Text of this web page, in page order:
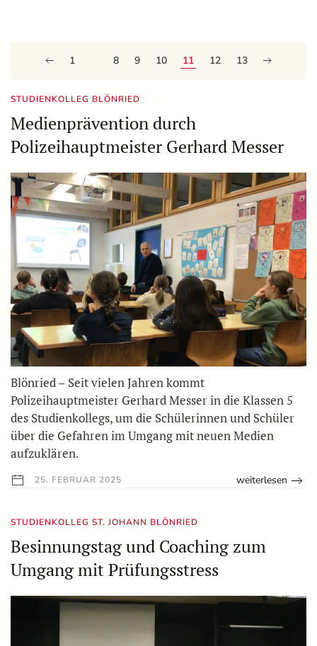
1 8 9 10 11 12 13
STUDIENKOLLEG BLÖNRIED
Medienprävention durch
Polizeihauptmeister Gerhard Messer
Blönried – Seit vielen Jahren kommt
Polizeihauptmeister Gerhard Messer in die Klassen 5
des Studienkollegs, um die Schülerinnen und Schüler
über die Gefahren im Umgang mit neuen Medien
aufzuklären.
25. FEBRUAR 2025 weiterlesen
STUDIENKOLLEG ST. JOHANN BLÖNRIED
Besinnungstag und Coaching zum
Umgang mit Prüfungsstress